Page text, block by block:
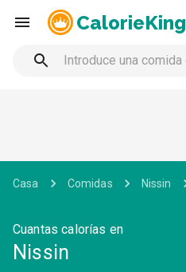
CalorieKing
Casa Comidas Nissin
Cuantas calorías en
Nissin